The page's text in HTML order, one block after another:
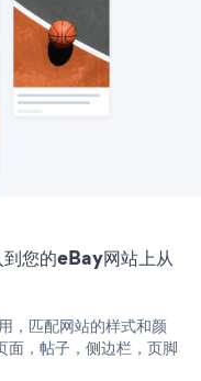
您的eBay网站上从
，匹配网站的样式和颜
，帖子，侧边栏，页脚